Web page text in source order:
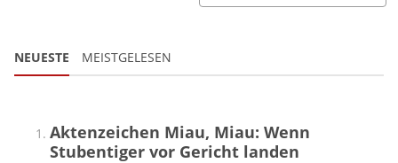
NEUESTE MEISTGELESEN
Aktenzeichen Miau, Miau: Wenn
Stubentiger vor Gericht landen